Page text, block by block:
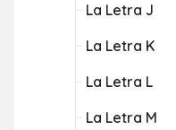
La Letra J
La Letra K
La Letra L
La Letra M